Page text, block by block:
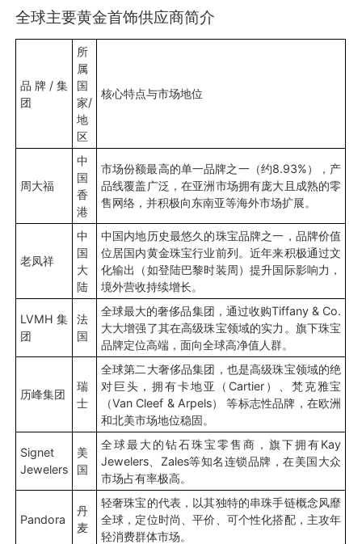
全球主要黄金首饰供应商简介
品牌/集
团
所
属
国
家/
地
区
核心特点与市场地位
周大福
中
国
香
港
市场份额最高的单一品牌之一（约8.93%），产
品线覆盖广泛，在亚洲市场拥有庞大且成熟的零
售网络，并积极向东南亚等海外市场扩展。
老凤祥
中
国
大
陆
中国内地历史最悠久的珠宝品牌之一，品牌价值
位居国内黄金珠宝行业前列。近年来积极通过文
化输出（如登陆巴黎时装周）提升国际影响力，
境外营收持续增长。
LVMH集
团
法
国
全球最大的奢侈品集团，通过收购Tiffany & Co.
大大增强了其在高级珠宝领域的实力。旗下珠宝
品牌定位高端，面向全球高净值人群。
历峰集团
瑞
士
全球第二大奢侈品集团，也是高级珠宝领域的绝
对巨头，拥有卡地亚（Cartier）、梵克雅宝
（Van Cleef & Arpels） 等标志性品牌，在欧洲
和北美市场地位稳固。
Signet
Jewelers
美
国
全球最大的钻石珠宝零售商，旗下拥有Kay
Jewelers、Zales等知名连锁品牌，在美国大众
市场占有率极高。
Pandora
丹
麦
轻奢珠宝的代表，以其独特的串珠手链概念风靡
全球，定位时尚、平价、可个性化搭配，主攻年
轻消费群体市场。